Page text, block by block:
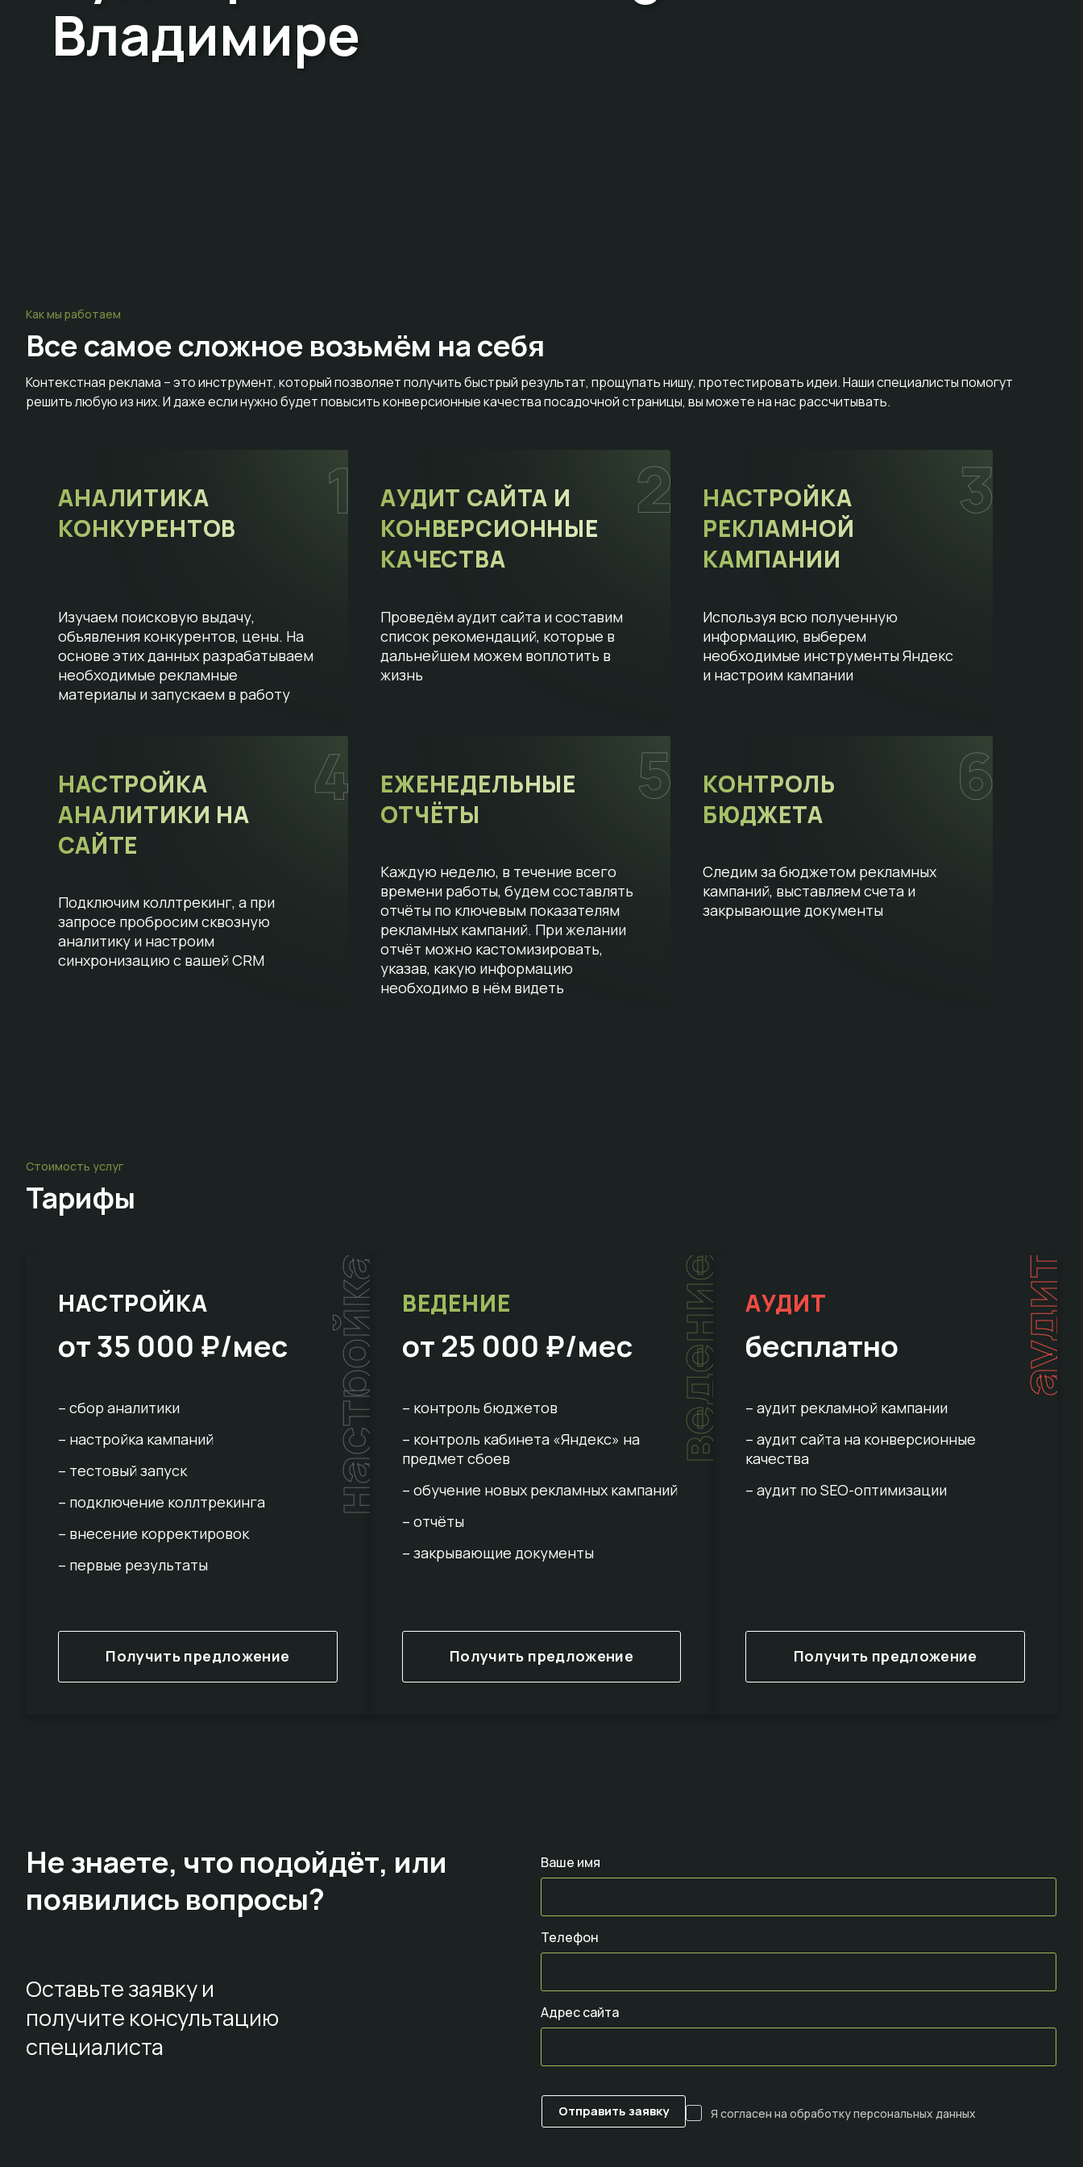
Владимире
Как мы работаем
Все самое сложное возьмём на себя
Контекстная реклама – это инструмент, который позволяет получить быстрый результат, прощупать нишу, протестировать идеи. Наши специалисты помогут
решить любую из них. И даже если нужно будет повысить конверсионные качества посадочной страницы, вы можете на нас рассчитывать.
АНАЛИТИКА
КОНКУРЕНТОВ
Изучаем поисковую выдачу,
объявления конкурентов, цены. На
основе этих данных разрабатываем
необходимые рекламные
материалы и запускаем в работу
АУДИТ САЙТА И
КОНВЕРСИОННЫЕ
КАЧЕСТВА
Проведём аудит сайта и составим
список рекомендаций, которые в
дальнейшем можем воплотить в
жизнь
НАСТРОЙКА
РЕКЛАМНОЙ
КАМПАНИИ
Используя всю полученную
информацию, выберем
необходимые инструменты Яндекс
и настроим кампании
НАСТРОЙКА
АНАЛИТИКИ НА
САЙТЕ
Подключим коллтрекинг, а при
запросе пробросим сквозную
аналитику и настроим
синхронизацию с вашей CRM
ЕЖЕНЕДЕЛЬНЫЕ
ОТЧЁТЫ
Каждую неделю, в течение всего
времени работы, будем составлять
отчёты по ключевым показателям
рекламных кампаний. При желании
отчёт можно кастомизировать,
указав, какую информацию
необходимо в нём видеть
КОНТРОЛЬ
БЮДЖЕТА
Следим за бюджетом рекламных
кампаний, выставляем счета и
закрывающие документы
Стоимость услуг
Тарифы
настройка
НАСТРОЙКА
от 35 000 ₽/мес
– сбор аналитики
– настройка кампаний
– тестовый запуск
– подключение коллтрекинга
– внесение корректировок
– первые результаты
Получить предложение
ведение
ВЕДЕНИЕ
от 25 000 ₽/мес
– контроль бюджетов
– контроль кабинета «Яндекс» на
предмет сбоев
– обучение новых рекламных кампаний
– отчёты
– закрывающие документы
Получить предложение
аудит
АУДИТ
бесплатно
– аудит рекламной кампании
– аудит сайта на конверсионные
качества
– аудит по SEO-оптимизации
Получить предложение
Оставьте заявку и
получите консультацию
специалиста
Не знаете, что подойдёт, или
появились вопросы?
Ваше имя
Телефон
Адрес сайта
Я согласен на обработку персональных данных